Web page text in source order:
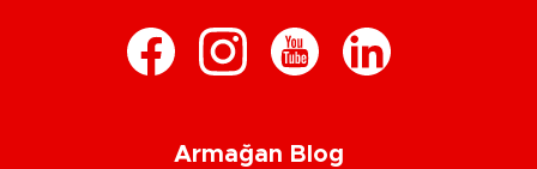
Armağan Blog